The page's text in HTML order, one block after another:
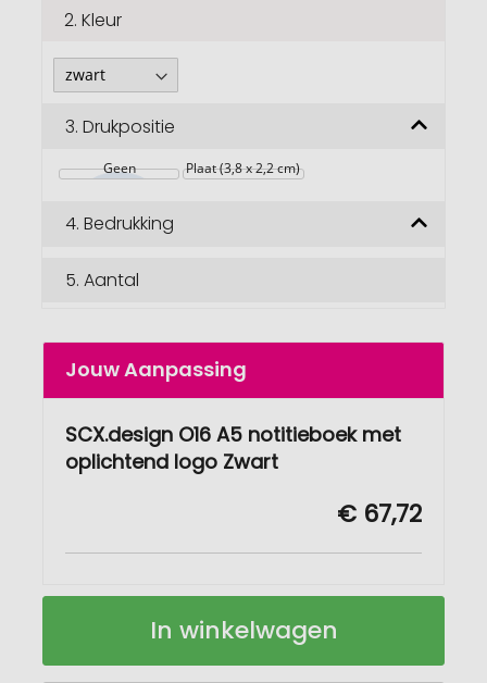
2. Kleur
3. Drukpositie
Geen Plaat (3,8 x 2,2 cm)
4. Bedrukking
5. Aantal
Jouw Aanpassing
SCX.design O16 A5 notitieboek met
oplichtend logo Zwart
€ 67,72
notitieboek
In winkelwagen